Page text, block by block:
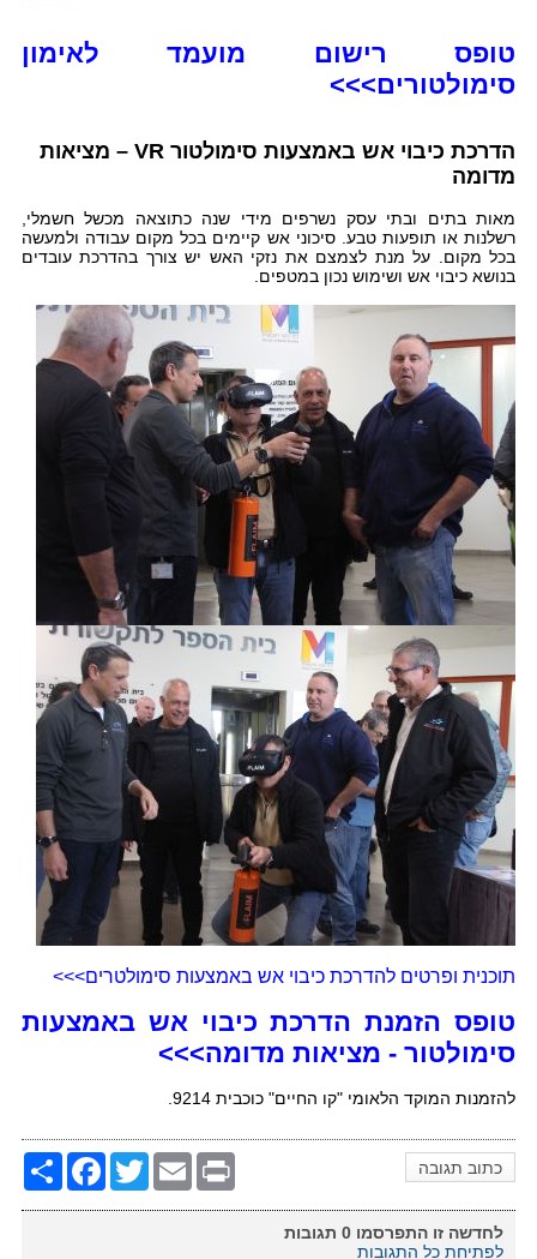
טופס רישום מועמד לאימון
סימולטורים>>>
הדרכת כיבוי אש באמצעות סימולטור VR – מציאות
מדומה
מאות בתים ובתי עסק נשרפים מידי שנה כתוצאה מכשל חשמלי,
רשלנות או תופעות טבע. סיכוני אש קיימים בכל מקום עבודה ולמעשה
בכל מקום. על מנת לצמצם את נזקי האש יש צורך בהדרכת עובדים
בנושא כיבוי אש ושימוש נכון במטפים.
תוכנית ופרטים להדרכת כיבוי אש באמצעות סימולטרים>>>
טופס הזמנת הדרכת כיבוי אש באמצעות
סימולטור - מציאות מדומה>>>
להזמנות המוקד הלאומי "קו החיים" כוכבית 9214.
כתוב תגובה ShareFacebookTwitter Email Print
לחדשה זו התפרסמו 0 תגובות
לפתיחת כל התגובות